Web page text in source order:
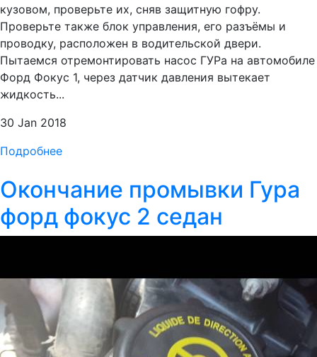
кузовом, проверьте их, сняв защитную гофру.
Проверьте также блок управления, его разъёмы и
проводку, расположен в водительской двери.
Пытаемся отремонтировать насос ГУРа на автомобиле
Форд Фокус 1, через датчик давления вытекает
жидкость...
30 Jan 2018
Подробнее
Окончание промывки Гура
форд фокус 2 седан